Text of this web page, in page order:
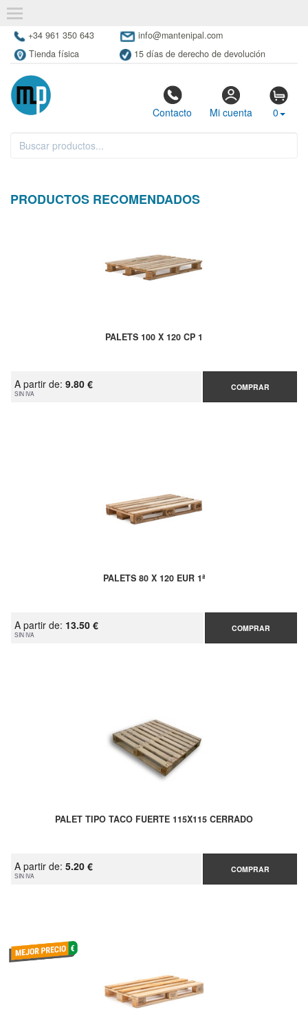
+34 961 350 643
info@mantenipal.com
Tienda física
15 días de derecho de devolución
Contacto Mi cuenta 0
PRODUCTOS RECOMENDADOS
PALETS 100 X 120 CP 1
A partir de: 9.80 €
SIN IVA
COMPRAR
PALETS 80 X 120 EUR 1ª
A partir de: 13.50 €
SIN IVA
COMPRAR
PALET TIPO TACO FUERTE 115X115 CERRADO
A partir de: 5.20 €
SIN IVA
COMPRAR